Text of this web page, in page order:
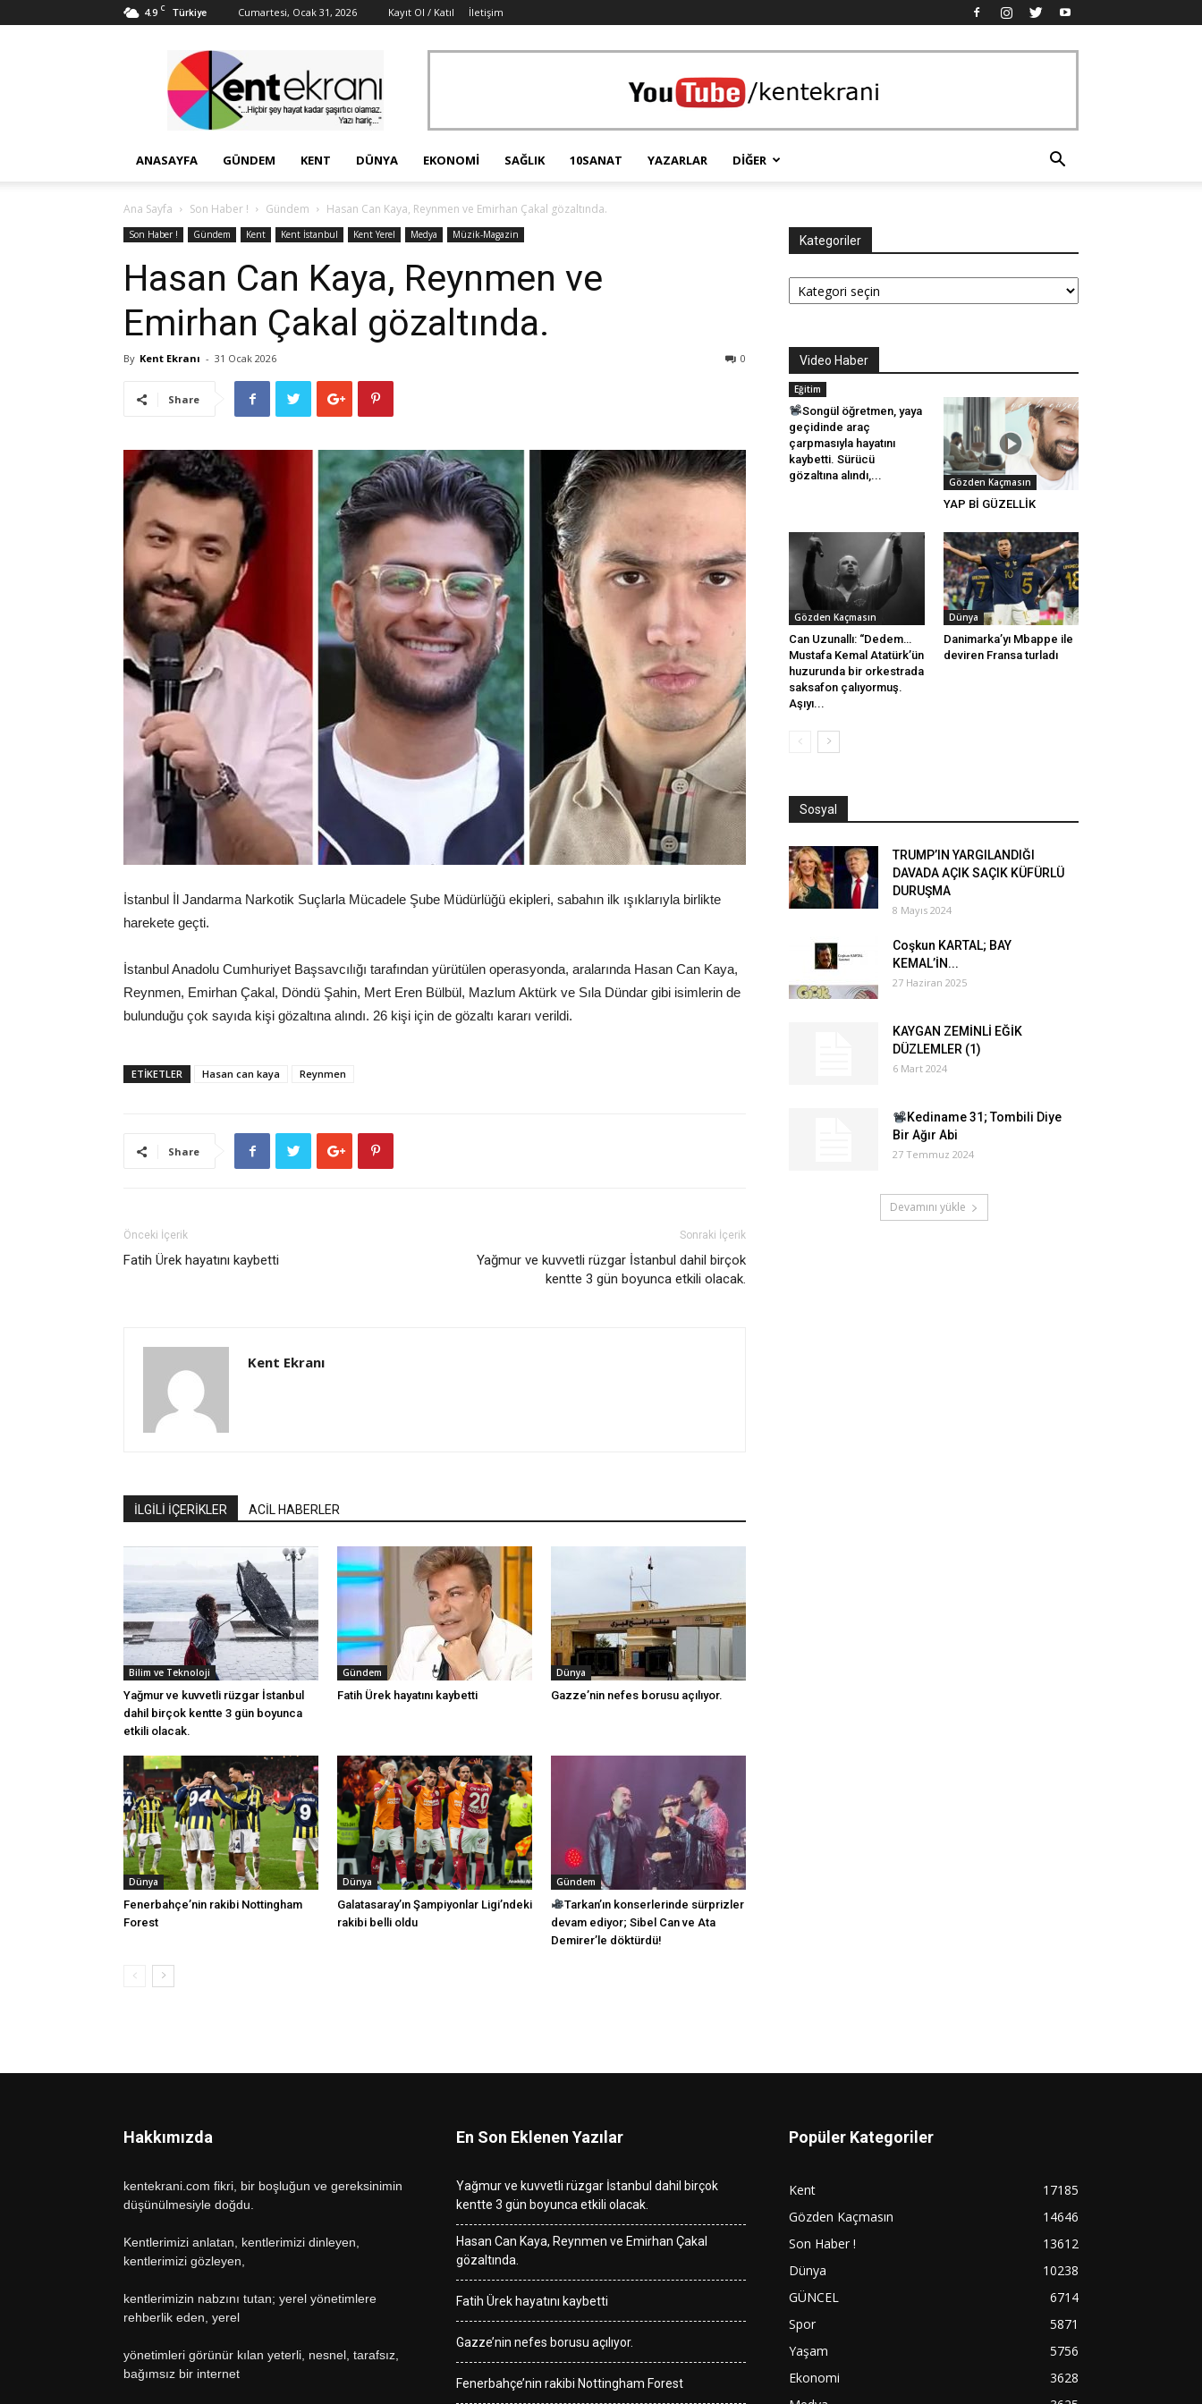
4.9 C Türkiye Cumartesi, Ocak 31, 2026 Kayıt Ol / Katıl İletişim
Ekranı
ANASAYFA GÜNDEM KENT DÜNYA EKONOMI SAĞLIK 10SANAT YAZARLAR DIĞER
Ana Sayfa Son Haber ! Gündem Hasan Can Kaya, Reynmen ve Emirhan Çakal gözaltında.
Son Haber ! Gündem Kent Kent İstanbul Kent Yerel Medya Müzik-Magazin
Hasan Can Kaya, Reynmen ve
Emirhan Çakal gözaltında.
By Kent Ekranı - 31 Ocak 2026 0
Share
İstanbul İl Jandarma Narkotik Suçlarla Mücadele Şube Müdürlüğü ekipleri, sabahın ilk ışıklarıyla birlikte
harekete geçti.
İstanbul Anadolu Cumhuriyet Başsavcılığı tarafından yürütülen operasyonda, aralarında Hasan Can Kaya,
Reynmen, Emirhan Çakal, Döndü Şahin, Mert Eren Bülbül, Mazlum Aktürk ve Sıla Dündar gibi isimlerin de
bulunduğu çok sayıda kişi gözaltına alındı. 26 kişi için de gözaltı kararı verildi.
ETİKETLER Hasan can kaya Reynmen
Share
Önceki İçerik
Fatih Ürek hayatını kaybetti
Sonraki İçerik
Yağmur ve kuvvetli rüzgar İstanbul dahil birçok
kentte 3 gün boyunca etkili olacak.
Kent Ekranı
İLGİLİ İÇERİKLER ACİL HABERLER
Bilim ve Teknoloji
Yağmur ve kuvvetli rüzgar İstanbul
dahil birçok kentte 3 gün boyunca
etkili olacak.
Gündem
Fatih Ürek hayatını kaybetti
Dünya
Gazze’nin nefes borusu açılıyor.
Dünya
Fenerbahçe’nin rakibi Nottingham
Forest
Dünya
Galatasaray’ın Şampiyonlar Ligi’ndeki
rakibi belli oldu
Gündem
Tarkan’ın konserlerinde sürprizler
devam ediyor; Sibel Can ve Ata
Demirer’le döktürdü!
Kategoriler
Kategoriler
Video Haber
Eğitim
Songül öğretmen, yaya
geçidinde araç
çarpmasıyla hayatını
kaybetti. Sürücü
gözaltına alındı,...
Gözden Kaçmasın
YAP Bİ GÜZELLİK
Gözden Kaçmasın
Can Uzunallı: “Dedem…
Mustafa Kemal Atatürk’ün
huzurunda bir orkestrada
saksafon çalıyormuş.
Aşıyı...
Dünya
Danimarka’yı Mbappe ile
deviren Fransa turladı
Sosyal
TRUMP’IN YARGILANDIĞI
DAVADA AÇIK SAÇIK KÜFÜRLÜ
DURUŞMA
8 Mayıs 2024
Coşkun KARTAL; BAY
KEMAL’İN...
27 Haziran 2025
KAYGAN ZEMİNLİ EĞİK
DÜZLEMLER (1)
6 Mart 2024
Kediname 31; Tombili Diye
Bir Ağır Abi
27 Temmuz 2024
Devamını yükle
Hakkımızda
kentekrani.com fikri, bir boşluğun ve gereksinimin
düşünülmesiyle doğdu.
Kentlerimizi anlatan, kentlerimizi dinleyen,
kentlerimizi gözleyen,
kentlerimizin nabzını tutan; yerel yönetimlere
rehberlik eden, yerel
yönetimleri görünür kılan yeterli, nesnel, tarafsız,
bağımsız bir internet
En Son Eklenen Yazılar
Yağmur ve kuvvetli rüzgar İstanbul dahil birçok
kentte 3 gün boyunca etkili olacak.
Hasan Can Kaya, Reynmen ve Emirhan Çakal
gözaltında.
Fatih Ürek hayatını kaybetti
Gazze’nin nefes borusu açılıyor.
Fenerbahçe’nin rakibi Nottingham Forest
Popüler Kategoriler
Kent
17185
Gözden Kaçmasın
14646
Son Haber !
13612
Dünya
10238
GÜNCEL
6714
Spor
5871
Yaşam
5756
Ekonomi
3628